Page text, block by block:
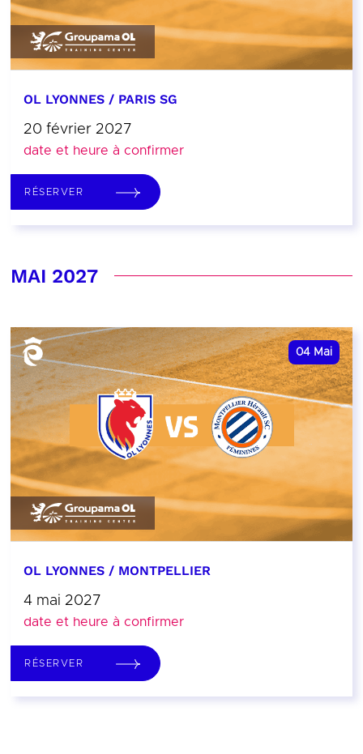
OL LYONNES / PARIS SG
20 février 2027
date et heure à confirmer
RÉSERVER
MAI 2027
04 Mai
OL LYONNES / MONTPELLIER
4 mai 2027
date et heure à confirmer
RÉSERVER